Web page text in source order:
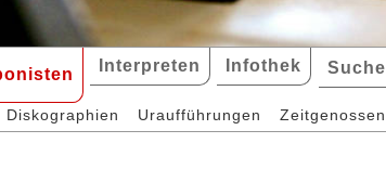
Interpreten Infothek Suche
Diskographien Uraufführungen Zeitgenossen